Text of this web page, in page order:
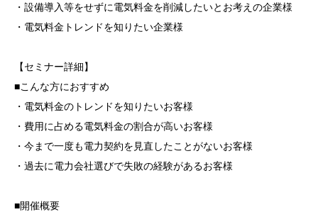
・設備導入等をせずに電気料金を削減したいとお考えの企業様
・電気料金トレンドを知りたい企業様
【セミナー詳細】
■こんな方におすすめ
・電気料金のトレンドを知りたいお客様
・費用に占める電気料金の割合が高いお客様
・今まで一度も電力契約を見直したことがないお客様
・過去に電力会社選びで失敗の経験があるお客様
■開催概要